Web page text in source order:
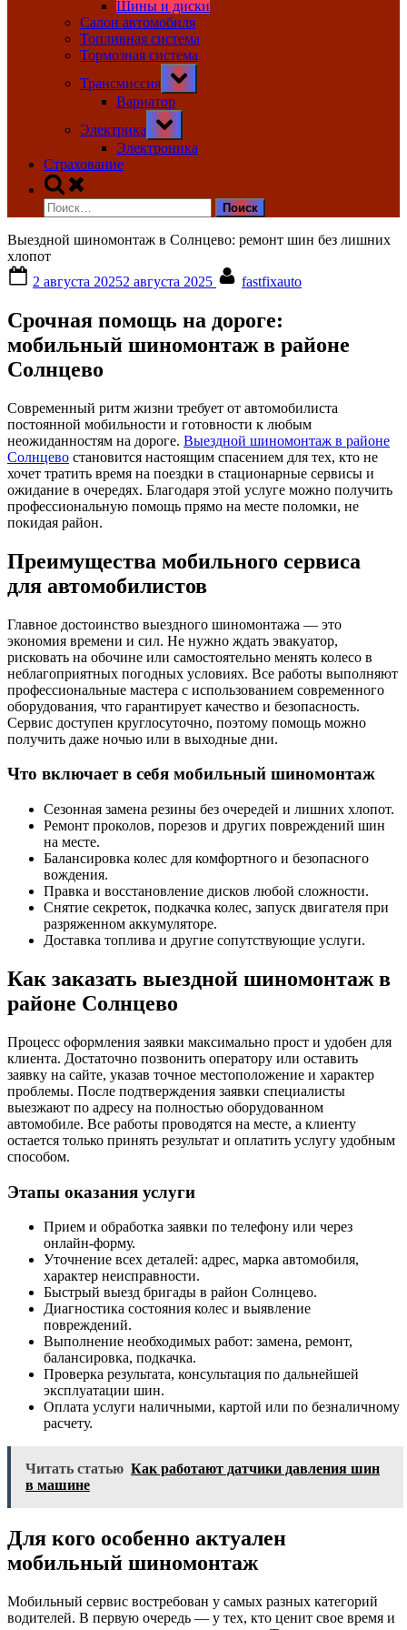
Шины и диски
Салон автомобиля
Топливная система
Тормозная система
Трансмиссия
Toggle
sub-
menu
Вариатор
Электрика
Toggle
sub-
menu
Электроника
Страхование
Toggle
search
form
Найти:
Выездной шиномонтаж в Солнцево: ремонт шин без лишних
хлопот
on
2 августа 20252 августа 2025 fastfixauto
Срочная помощь на дороге:
мобильный шиномонтаж в районе
Солнцево
Современный ритм жизни требует от автомобилиста
постоянной мобильности и готовности к любым
неожиданностям на дороге. Выездной шиномонтаж в районе
Солнцево становится настоящим спасением для тех, кто не
хочет тратить время на поездки в стационарные сервисы и
ожидание в очередях. Благодаря этой услуге можно получить
профессиональную помощь прямо на месте поломки, не
покидая район.
Преимущества мобильного сервиса
для автомобилистов
Главное достоинство выездного шиномонтажа — это
экономия времени и сил. Не нужно ждать эвакуатор,
рисковать на обочине или самостоятельно менять колесо в
неблагоприятных погодных условиях. Все работы выполняют
профессиональные мастера с использованием современного
оборудования, что гарантирует качество и безопасность.
Сервис доступен круглосуточно, поэтому помощь можно
получить даже ночью или в выходные дни.
Что включает в себя мобильный шиномонтаж
Сезонная замена резины без очередей и лишних хлопот.
Ремонт проколов, порезов и других повреждений шин
на месте.
Балансировка колес для комфортного и безопасного
вождения.
Правка и восстановление дисков любой сложности.
Снятие секреток, подкачка колес, запуск двигателя при
разряженном аккумуляторе.
Доставка топлива и другие сопутствующие услуги.
Как заказать выездной шиномонтаж в
районе Солнцево
Процесс оформления заявки максимально прост и удобен для
клиента. Достаточно позвонить оператору или оставить
заявку на сайте, указав точное местоположение и характер
проблемы. После подтверждения заявки специалисты
выезжают по адресу на полностью оборудованном
автомобиле. Все работы проводятся на месте, а клиенту
остается только принять результат и оплатить услугу удобным
способом.
Этапы оказания услуги
Прием и обработка заявки по телефону или через
онлайн-форму.
Уточнение всех деталей: адрес, марка автомобиля,
характер неисправности.
Быстрый выезд бригады в район Солнцево.
Диагностика состояния колес и выявление
повреждений.
Выполнение необходимых работ: замена, ремонт,
балансировка, подкачка.
Проверка результата, консультация по дальнейшей
эксплуатации шин.
Оплата услуги наличными, картой или по безналичному
расчету.
Читать статью Как работают датчики давления шин
в машине
Для кого особенно актуален
мобильный шиномонтаж
Мобильный сервис востребован у самых разных категорий
водителей. В первую очередь — у тех, кто ценит свое время и